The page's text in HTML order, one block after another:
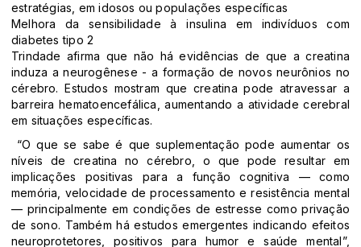
estratégias, em idosos ou populações específicas
Melhora da sensibilidade à insulina em indivíduos com
diabetes tipo 2
Trindade afirma que não há evidências de que a creatina
induza a neurogênese - a formação de novos neurônios no
cérebro. Estudos mostram que creatina pode atravessar a
barreira hematoencefálica, aumentando a atividade cerebral
em situações específicas.
“O que se sabe é que suplementação pode aumentar os
níveis de creatina no cérebro, o que pode resultar em
implicações positivas para a função cognitiva — como
memória, velocidade de processamento e resistência mental
— principalmente em condições de estresse como privação
de sono. Também há estudos emergentes indicando efeitos
neuroprotetores, positivos para humor e saúde mental”,